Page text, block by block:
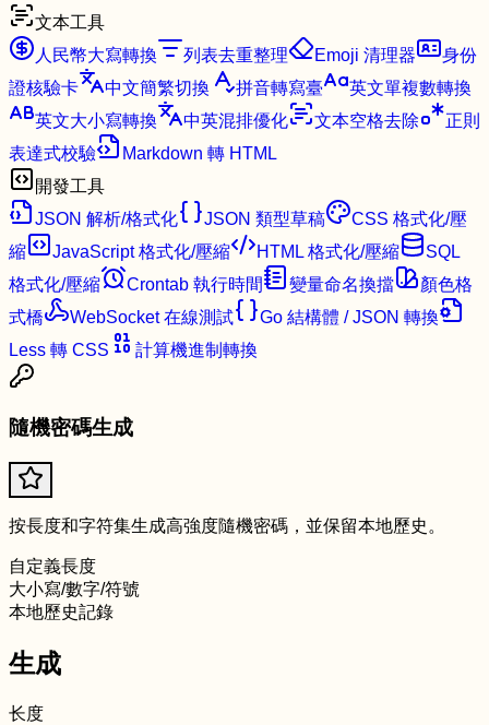
文本工具
人民幣大寫轉換
列表去重整理 Emoji 清理器
身份
證核驗卡
中文簡繁切換 拼音轉寫臺
英文單複數轉換
英文大小寫轉換
中英混排優化 文本空格去除
正則
表達式校驗
Markdown 轉 HTML
開發工具
JSON 解析/格式化
JSON 類型草稿
CSS 格式化/壓
縮
JavaScript 格式化/壓縮 HTML 格式化/壓縮
SQL
格式化/壓縮
Crontab 執行時間 變量命名換擋
顏色格
式橋
WebSocket 在線測試
Go 結構體 / JSON 轉換
Less 轉 CSS
計算機進制轉換
隨機密碼生成
按長度和字符集生成高強度隨機密碼，並保留本地歷史。
自定義長度
大小寫/數字/符號
本地歷史記錄
生成
长度